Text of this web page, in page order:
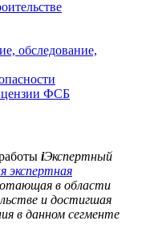
обследование,
ФСБ
iЭкспертный
экспертная
в области
и достигшая
в данном сегменте